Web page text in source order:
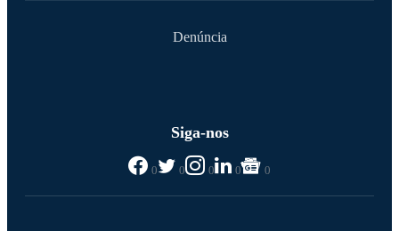
Denúncia
Siga-nos
0 0 0 0 0